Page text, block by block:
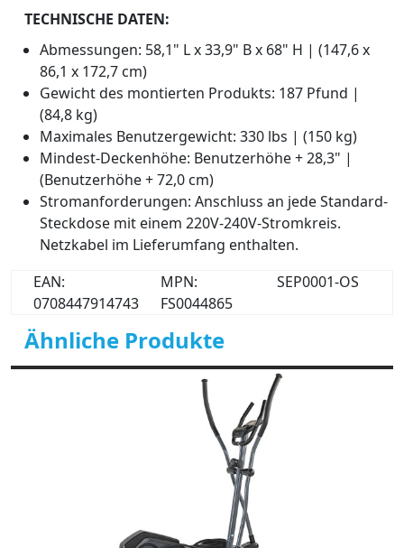
TECHNISCHE DATEN:
Abmessungen: 58,1" L x 33,9" B x 68" H | (147,6 x
86,1 x 172,7 cm)
Gewicht des montierten Produkts: 187 Pfund |
(84,8 kg)
Maximales Benutzergewicht: 330 lbs | (150 kg)
Mindest-Deckenhöhe: Benutzerhöhe + 28,3" |
(Benutzerhöhe + 72,0 cm)
Stromanforderungen: Anschluss an jede Standard-
Steckdose mit einem 220V-240V-Stromkreis.
Netzkabel im Lieferumfang enthalten.
EAN:
0708447914743
MPN:
FS0044865
SEP0001-OS
Ähnliche Produkte